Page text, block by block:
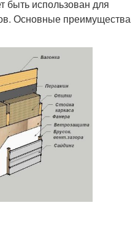
быть использован для
Основные преимущества